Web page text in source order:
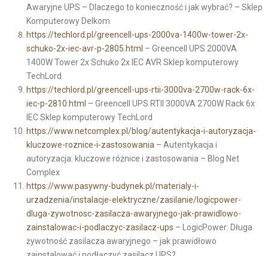
Awaryjne UPS – Dlaczego to konieczność i jak wybrać? – Sklep
Komputerowy Delkom
https://techlord.pl/greencell-ups-2000va-1400w-tower-2x-
schuko-2x-iec-avr-p-2805.html – Greencell UPS 2000VA
1400W Tower 2x Schuko 2x IEC AVR Sklep komputerowy
TechLord
https://techlord.pl/greencell-ups-rtii-3000va-2700w-rack-6x-
iec-p-2810.html – Greencell UPS RTII 3000VA 2700W Rack 6x
IEC Sklep komputerowy TechLord
https://www.netcomplex.pl/blog/autentykacja-i-autoryzacja-
kluczowe-roznice-i-zastosowania– Autentykacja i
autoryzacja: kluczowe różnice i zastosowania – Blog Net
Complex
https://www.pasywny-budynek.pl/materialy-i-
urzadzenia/instalacje-elektryczne/zasilanie/logicpower-
dluga-zywotnosc-zasilacza-awaryjnego-jak-prawidlowo-
zainstalowac-i-podlaczyc-zasilacz-ups – LogicPower: Długa
żywotność zasilacza awaryjnego – jak prawidłowo